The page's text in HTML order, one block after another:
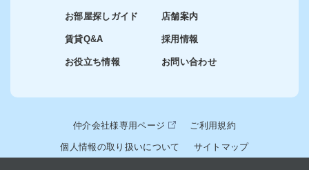
お部屋探しガイド
賃貸Q&A
お役立ち情報
店舗案内
採用情報
お問い合わせ
仲介会社様専用ページ ご利用規約
個人情報の取り扱いについて サイトマップ